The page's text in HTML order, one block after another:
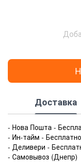
Доставка
- Нова Пошта -
- Ин-тайм -
- Деливери -
- Самовывоз (Днепр)